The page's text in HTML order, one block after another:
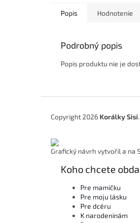
Popis Hodnotenie
Podrobný popis
Popis produktu nie je
Copyright 2026 Korálky Sisi
Grafický návrh vytvořil a na
Koho chcete
Pre mamičku
Pre moju lásku
Pre dcéru
K narodeninám